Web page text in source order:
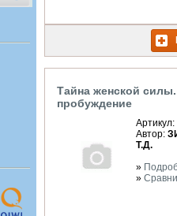
Тайна женской
пробуждение
Артикул:
Автор:
Т.Д.
»
»